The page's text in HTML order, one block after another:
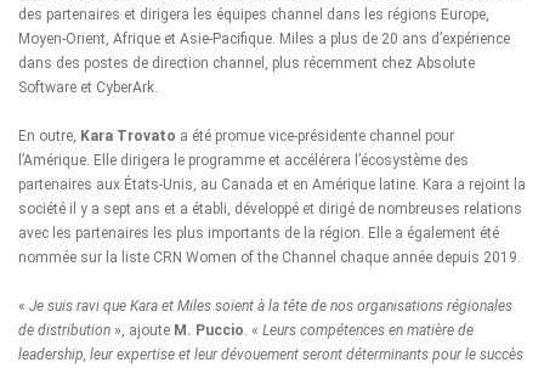
des partenaires et dirigera les équipes channel dans les régions Europe,
Moyen-Orient, Afrique et Asie-Pacifique. Miles a plus de 20 ans d’expérience
dans des postes de direction channel, plus récemment chez Absolute
Software et CyberArk.
En outre, Kara Trovato a été promue vice-présidente channel pour
l’Amérique. Elle dirigera le programme et accélérera l’écosystème des
partenaires aux États-Unis, au Canada et en Amérique latine. Kara a rejoint la
société il y a sept ans et a établi, développé et dirigé de nombreuses relations
avec les partenaires les plus importants de la région. Elle a également été
nommée sur la liste CRN Women of the Channel chaque année depuis 2019.
« Je suis ravi que Kara et Miles soient à la tête de nos organisations régionales
de distribution », ajoute M. Puccio . « Leurs compétences en matière de
leadership, leur expertise et leur dévouement seront déterminants pour le succès